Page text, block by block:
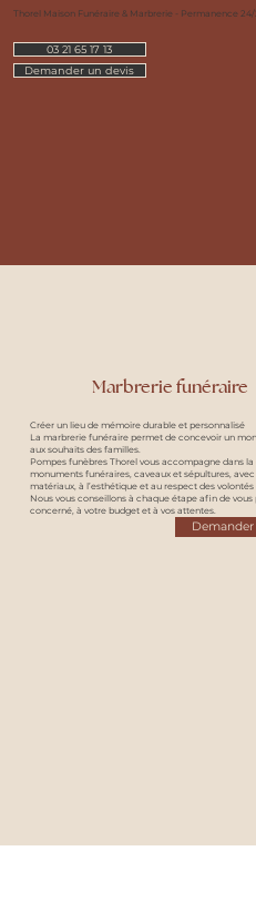
Thorel Maison Funéraire & Marbrerie - Permanence
03 21 65 17 13
Demander un devis
Marbrerie funéraire
Créer un lieu de mémoire durable et personnalisé
La marbrerie funéraire permet de concevoir un
aux souhaits des familles.
Pompes funèbres Thorel vous accompagne dans
monuments funéraires, caveaux et sépultures,
matériaux, à l’esthétique et au respect des volontés
Nous vous conseillons à chaque étape afin de
concerné, à votre budget et à vos attentes.